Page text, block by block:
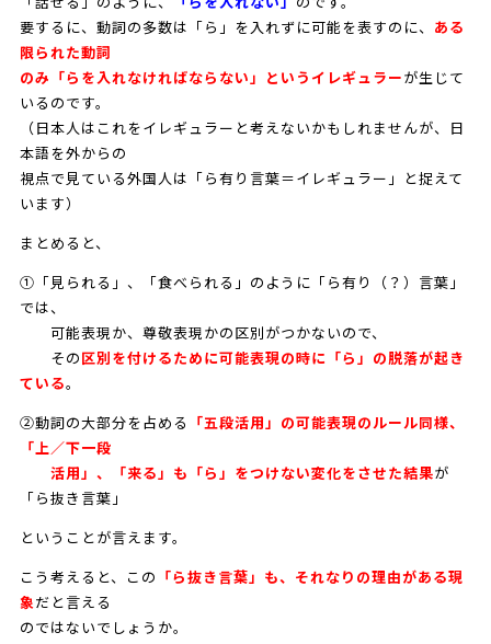
要するに、動詞の多数は「ら」を入れずに可能を表すのに、 ある
限られた動詞
のみ「らを入れなければならない」というイレギュラーが生じて
いるのです。
（日本人はこれをイレギュラーと考えないかもしれませんが、日
本語を外からの
視点で見ている外国人は「ら有り言葉＝イレギュラー」と捉えて
います）
まとめると、
①「見られる」、「食べられる」のように「ら有り（？）言葉」
では、
可能表現か、尊敬表現かの区別がつかないので、
その区別を付けるために可能表現の時に「ら」の脱落が起き
ている。
②動詞の大部分を占める 「五段活用」の可能表現のルール同様、
「上／下一段
活用」、「来る」も「ら」をつけない変化をさせた結果が
「ら抜き言葉」
ということが言えます。
こう考えると、この 「ら抜き言葉」も、それなりの理由がある現
象だと言える
のではないでしょうか。